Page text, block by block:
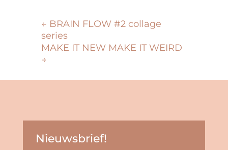
← BRAIN FLOW #2 collage
series
MAKE IT NEW MAKE IT WEIRD
→
Nieuwsbrief!